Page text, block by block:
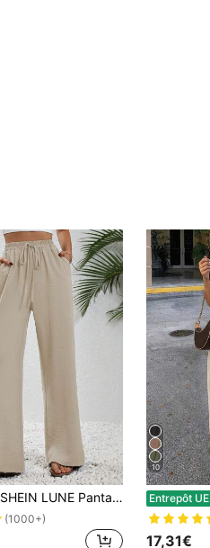
SHEIN LUNE Pantalon Ample À Cordon À Poche
(1000+)
10
Entrepôt UE
17,31€